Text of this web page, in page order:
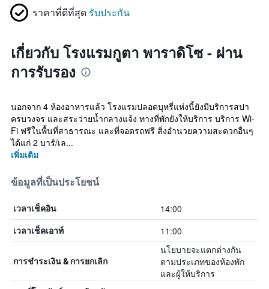
ราคาที่ดีที่สุด รับประกัน
เกี่ยวกับ โรงแรมกูตา พาราดิโซ - ผ่าน
การรับรอง
นอกจาก 4 ห้องอาหารแล้ว โรงแรมปลอดบุหรี่แห่งนี้ยังมีบริการสปา
ครบวงจร และสระว่ายน้ำกลางแจ้ง ทางที่พักยังให้บริการ บริการ Wi-
Fi ฟรีในพื้นที่สาธารณะ และที่จอดรถฟรี สิ่งอำนวยความสะดวกอื่นๆ
ได้แก่ 2 บาร์/เล...
เพิ่มเติม
ข้อมูลที่เป็นประโยชน์
เวลาเช็คอิน 14:00
เวลาเช็คเอาท์ 11:00
การชำระเงิน & การยกเลิก
นโยบายจะแตกต่างกัน
ตามประเภทของห้องพัก
และผู้ให้บริการ